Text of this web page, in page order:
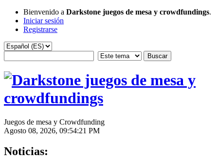
Bienvenido a Darkstone juegos de mesa y crowdfundings.
Iniciar sesión
Registrarse
Juegos de mesa y Crowdfunding
Agosto 08, 2026, 09:54:21 PM
Noticias: